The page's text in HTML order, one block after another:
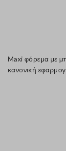
Maxi φόρεμα με
κανονική